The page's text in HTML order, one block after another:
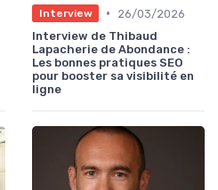
Interview •
26/03/2026
Interview de Thibaud
Lapacherie de Abondance :
Les bonnes pratiques SEO
pour booster sa visibilité en
ligne